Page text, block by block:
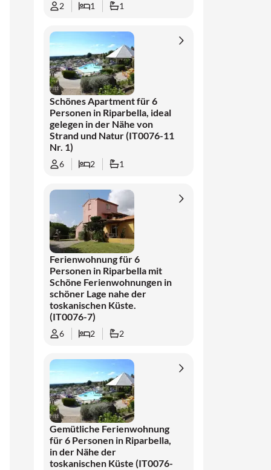
2 1 1
Schönes Apartment für 6
Personen in Riparbella, ideal
gelegen in der Nähe von
Strand und Natur (IT0076-11
Nr. 1)
6 2 1
Ferienwohnung für 6
Personen in Riparbella mit
Schöne Ferienwohnungen in
schöner Lage nahe der
toskanischen Küste.
(IT0076-7)
6 2 2
Gemütliche Ferienwohnung
für 6 Personen in Riparbella,
in der Nähe der
toskanischen Küste (IT0076-